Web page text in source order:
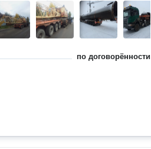
по договорённости